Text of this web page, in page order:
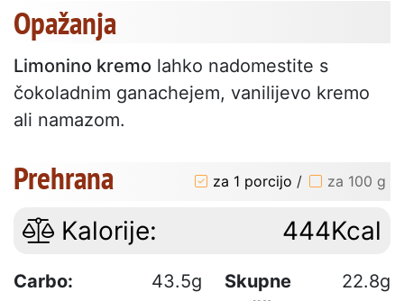
Opažanja
Limonino kremo lahko nadomestite s
čokoladnim ganachejem, vanilijevo kremo
ali namazom.
Prehrana za 1 porcijo / za 100 g
Kalorije: 444Kcal
Carbo: 43.5g
Skupne
22.8g